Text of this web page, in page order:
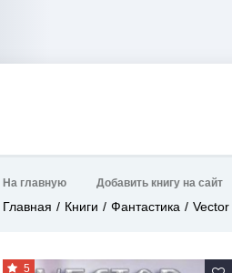
На главную Добавить книгу на сайт
Главная Книги Фантастика Vector
5